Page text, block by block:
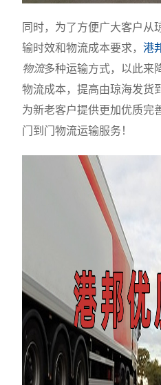
同时，为了方便广大客户从
输时效和物流成本要求，港
物流多种运输方式，以此来
物流成本，提高由琼海发货
为新老客户提供更加优质完
门到门物流运输服务！